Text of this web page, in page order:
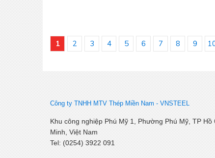
1 2 3 4 5 6 7 8 9
Công ty TNHH MTV Thép Miền Nam - VNSTEEL
Khu công nghiệp Phú Mỹ 1, Phường Phú Mỹ, TP Hồ
Minh, Việt Nam
Tel: (0254) 3922 091